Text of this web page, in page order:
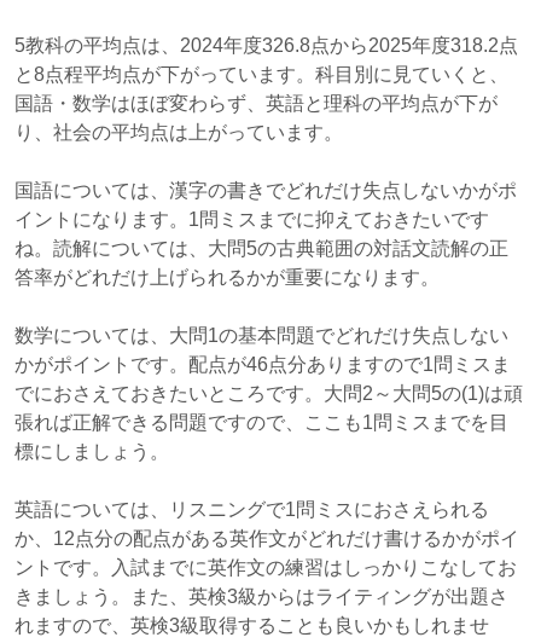
5教科の平均点は、2024年度326.8点から2025年度318.2点
と8点程平均点が下がっています。科目別に見ていくと、
国語・数学はほぼ変わらず、英語と理科の平均点が下が
り、社会の平均点は上がっています。
国語については、漢字の書きでどれだけ失点しないかがポ
イントになります。1問ミスまでに抑えておきたいです
ね。読解については、大問5の古典範囲の対話文読解の正
答率がどれだけ上げられるかが重要になります。
数学については、大問1の基本問題でどれだけ失点しない
かがポイントです。配点が46点分ありますので1問ミスま
でにおさえておきたいところです。大問2～大問5の(1)は頑
張れば正解できる問題ですので、ここも1問ミスまでを目
標にしましょう。
英語については、リスニングで1問ミスにおさえられる
か、12点分の配点がある英作文がどれだけ書けるかがポイ
ントです。入試までに英作文の練習はしっかりこなしてお
きましょう。また、英検3級からはライティングが出題さ
れますので、英検3級取得することも良いかもしれませ